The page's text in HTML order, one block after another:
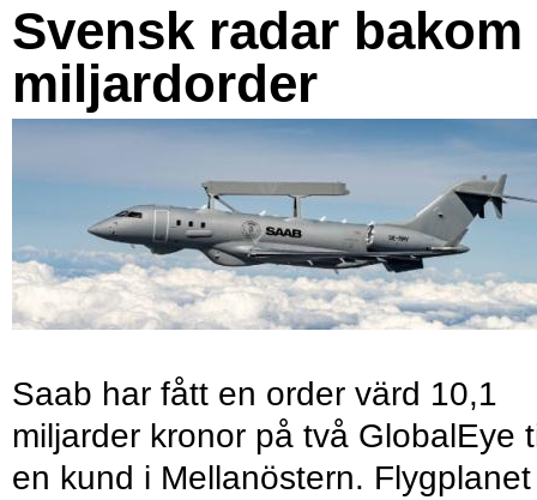
Svensk radar bakom
miljardorder
Saab har fått en order värd 10,1
miljarder kronor på två GlobalEye
en kund i Mellanöstern.